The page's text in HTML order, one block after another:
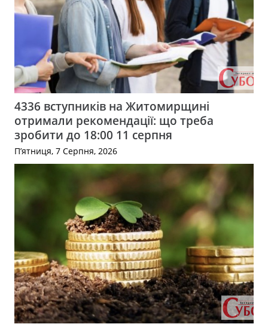
4336 вступників на Житомирщині
отримали рекомендації: що треба
зробити до 18:00 11 серпня
П’ятниця, 7 Серпня, 2026